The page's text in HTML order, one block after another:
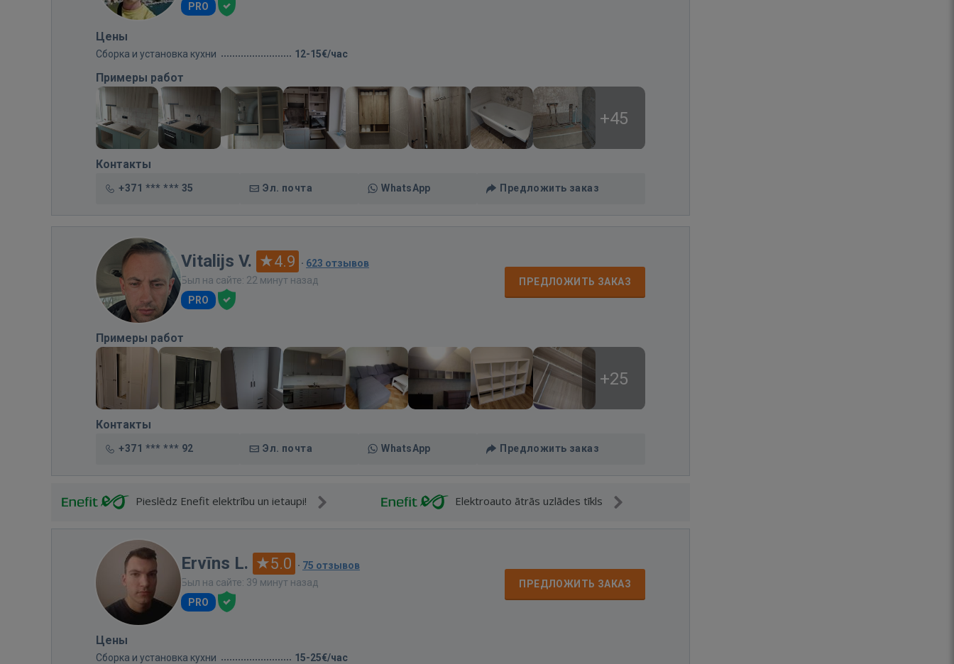
PRO
Цены
Сборка и установка кухни 12-15€/час
Примеры работ
+45
Контакты
+371 *** *** 35 Эл. почта WhatsApp Предложить заказ
Vitalijs V. 4.9 · 623 отзывов
Был на сайте: 22 минут назад
PRO
ПРЕДЛОЖИТЬ ЗАКАЗ
Примеры работ
+25
Контакты
+371 *** *** 92 Эл. почта WhatsApp Предложить заказ
Pieslēdz Enefit elektrību un ietaupi! Elektroauto ātrās uzlādes tīkls
Ervīns L. 5.0 · 75 отзывов
Был на сайте: 39 минут назад
PRO
ПРЕДЛОЖИТЬ ЗАКАЗ
Цены
Сборка и установка кухни 15-25€/час